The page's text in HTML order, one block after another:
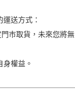
送方式：
巿取貨，未來您將
權益。